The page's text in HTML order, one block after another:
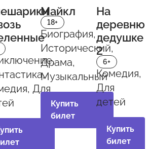
Для
Майкл
18+
Биография,
Исторический,
Драма,
Музыкальный
Купить
билет
На
деревню
дедушке
2
6+
Комедия,
Для
детей
Купить
билет